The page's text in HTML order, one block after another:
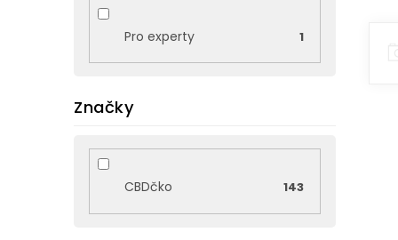
Pro experty 1
Značky
CBDčko 143